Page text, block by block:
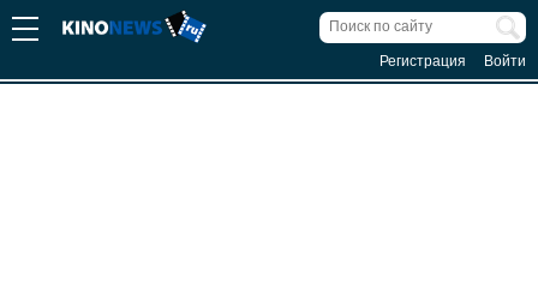
Регистрация Войти